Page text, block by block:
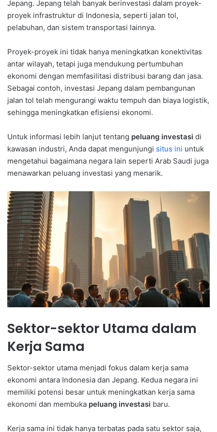
Jepang. Jepang telah banyak berinvestasi dalam proyek-
proyek infrastruktur di Indonesia, seperti jalan tol,
pelabuhan, dan sistem transportasi lainnya.
Proyek-proyek ini tidak hanya meningkatkan konektivitas
antar wilayah, tetapi juga mendukung pertumbuhan
ekonomi dengan memfasilitasi distribusi barang dan jasa.
Sebagai contoh, investasi Jepang dalam pembangunan
jalan tol telah mengurangi waktu tempuh dan biaya logistik,
sehingga meningkatkan efisiensi ekonomi.
Untuk informasi lebih lanjut tentang peluang investasi di
kawasan industri, Anda dapat mengunjungi situs ini untuk
mengetahui bagaimana negara lain seperti Arab Saudi juga
menawarkan peluang investasi yang menarik.
Sektor-sektor Utama dalam
Kerja Sama
Sektor-sektor utama menjadi fokus dalam kerja sama
ekonomi antara Indonesia dan Jepang. Kedua negara ini
memiliki potensi besar untuk meningkatkan kerja sama
ekonomi dan membuka peluang investasi baru.
Kerja sama ini tidak hanya terbatas pada satu sektor saja,